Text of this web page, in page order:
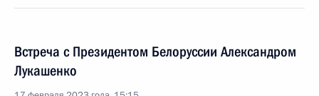
Встреча с Президентом Белоруссии Александром
Лукашенко